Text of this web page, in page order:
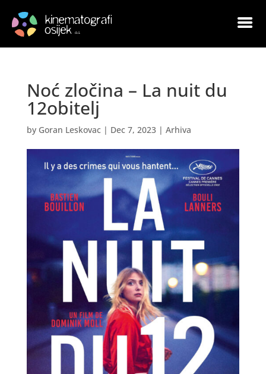
Noć zločina – La nuit du
12obitelj
by Goran Leskovac| Dec 7, 2023| Arhiva